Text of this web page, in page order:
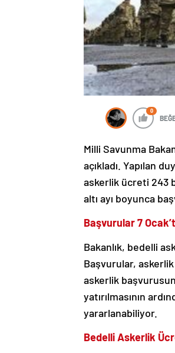
0
Milli Savunma
açıkladı. Yapılan
askerlik ücreti 243
altı ayı boyunca
Başvurular 7
Bakanlık, bedelli
Başvurular,
askerlik
yatırılmasının
yararlanabiliyor.
Bedelli Askerlik